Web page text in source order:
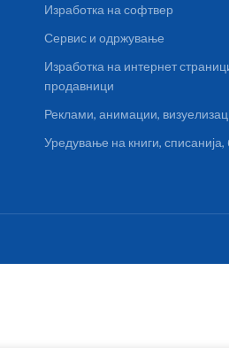
Изработка на софтвер
Сервис и одржување
Изработка на интернет
продавници
Реклами, анимации,
Уредување на книги,